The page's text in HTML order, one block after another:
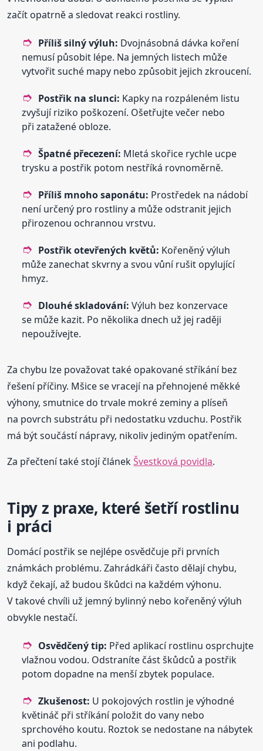
začít opatrně a sledovat reakci rostliny.
Příliš silný výluh: Dvojnásobná dávka koření
nemusí působit lépe. Na jemných listech může
vytvořit suché mapy nebo způsobit jejich zkroucení.
Postřik na slunci: Kapky na rozpáleném listu
zvyšují riziko poškození. Ošetřujte večer nebo
při zatažené obloze.
Špatné přecezení: Mletá skořice rychle ucpe
trysku a postřik potom nestříká rovnoměrně.
Příliš mnoho saponátu: Prostředek na nádobí
není určený pro rostliny a může odstranit jejich
přirozenou ochrannou vrstvu.
Postřik otevřených květů: Kořeněný výluh
může zanechat skvrny a svou vůní rušit opylující
hmyz.
Dlouhé skladování: Výluh bez konzervace
se může kazit. Po několika dnech už jej raději
nepoužívejte.
Za chybu lze považovat také opakované stříkání bez
řešení příčiny. Mšice se vracejí na přehnojené měkké
výhony, smutnice do trvale mokré zeminy a plíseň
na povrch substrátu při nedostatku vzduchu. Postřik
má být součástí nápravy, nikoliv jediným opatřením.
Za přečtení také stojí článekŠvestková povidla.
Tipy z praxe, které šetří rostlinu
i práci
Domácí postřik se nejlépe osvědčuje při prvních
známkách problému. Zahrádkáři často dělají chybu,
když čekají, až budou škůdci na každém výhonu.
V takové chvíli už jemný bylinný nebo kořeněný výluh
obvykle nestačí.
Osvědčený tip: Před aplikací rostlinu osprchujte
vlažnou vodou. Odstraníte část škůdců a postřik
potom dopadne na menší zbytek populace.
Zkušenost: U pokojových rostlin je výhodné
květináč při stříkání položit do vany nebo
sprchového koutu. Roztok se nedostane na nábytek
ani podlahu.